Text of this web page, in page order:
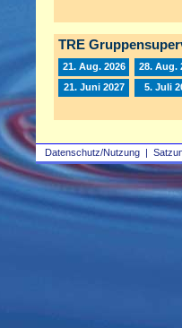
Datenschutz/Nutzung |
TRE
21. Aug. 2026 28. Aug.
21. Juni 2027
5. Juli